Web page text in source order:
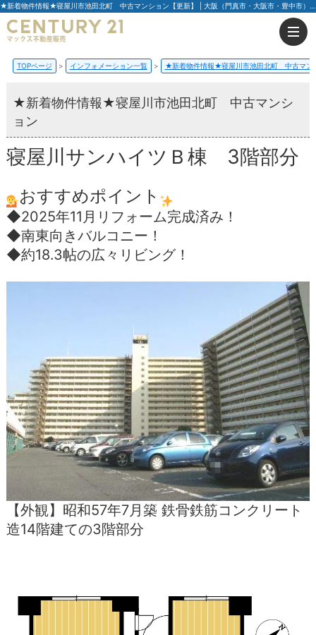
★新着物件情報★寝屋川市池田北町 中古マンション【更新】 | 大阪（門真市・大阪市・豊中市）の不動産はセンチュリー21マックス不動産販売
TOPページ インフォメーション一覧 ★新着物件情報★寝屋川市池田北町 中古マン
★新着物件情報★寝屋川市池田北町 中古マンシ
ョン
寝屋川サンハイツＢ棟 3階部分
おすすめポイント
◆2025年11月リフォーム完成済み！
◆南東向きバルコニー！
◆約18.3帖の広々リビング！
【外観】昭和57年7月築 鉄骨鉄筋コンクリート
造14階建ての3階部分